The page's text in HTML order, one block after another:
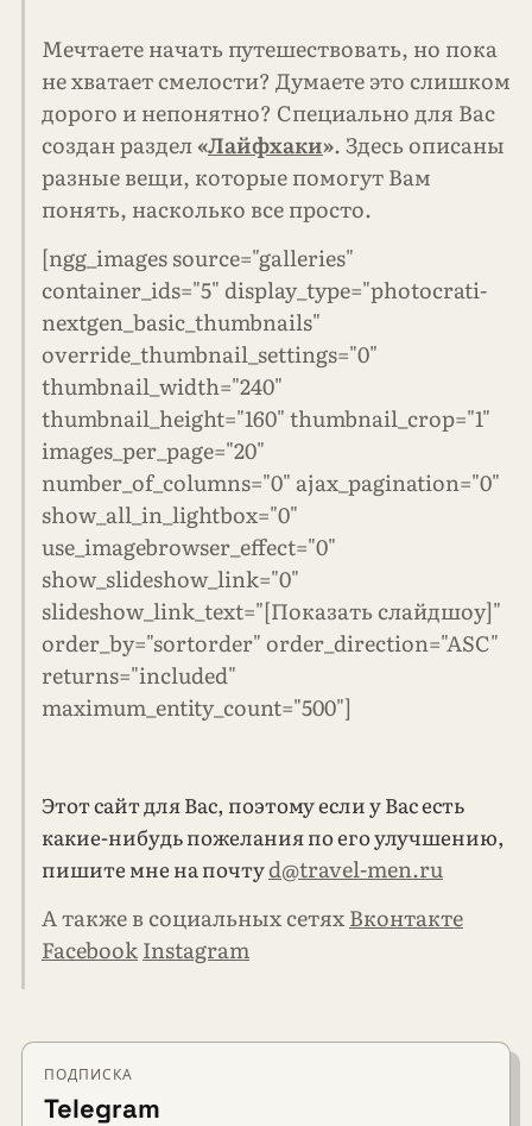
Мечтаете начать путешествовать, но пока
не хватает смелости? Думаете это слишком
дорого и непонятно? Специально для Вас
создан раздел«Лайфхаки». Здесь описаны
разные вещи, которые помогут Вам
понять, насколько все просто.
[ngg_images source="galleries"
container_ids="5" display_type="photocrati-
nextgen_basic_thumbnails"
override_thumbnail_settings="0"
thumbnail_width="240"
thumbnail_height="160" thumbnail_crop="1"
images_per_page="20"
number_of_columns="0" ajax_pagination="0"
show_all_in_lightbox="0"
use_imagebrowser_effect="0"
show_slideshow_link="0"
slideshow_link_text="[Показать слайдшоу]"
order_by="sortorder" order_direction="ASC"
returns="included"
maximum_entity_count="500"]
Этот сайт для Вас, поэтому если у Вас есть
какие-нибудь пожелания по его улучшению,
пишите мне на почтуd@travel-men.ru
А также в социальных сетяхВконтакте
FacebookInstagram
ПОДПИСКА
Telegram